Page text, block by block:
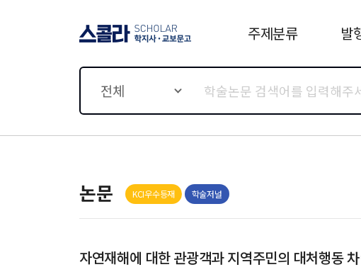
주제분류 발
전체
논문 KCI우수등재 학술저널
자연재해에 대한 관광객과 지역주민의 대처행동